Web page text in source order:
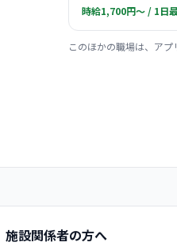
時給1,700円〜 / 1日
このほかの職場は、アプ
施設関係者の方へ